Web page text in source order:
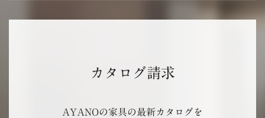
カタログ請求
AYANOの家具の最新カタログを